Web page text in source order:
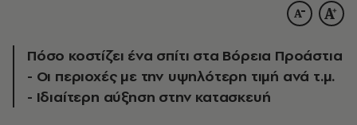
Πόσο κοστίζει ένα σπίτι στα Βόρεια Προάστια
- Οι περιοχές με την υψηλότερη τιμή ανά τ.μ.
- Iδιαίτερη αύξηση στην κατασκευή